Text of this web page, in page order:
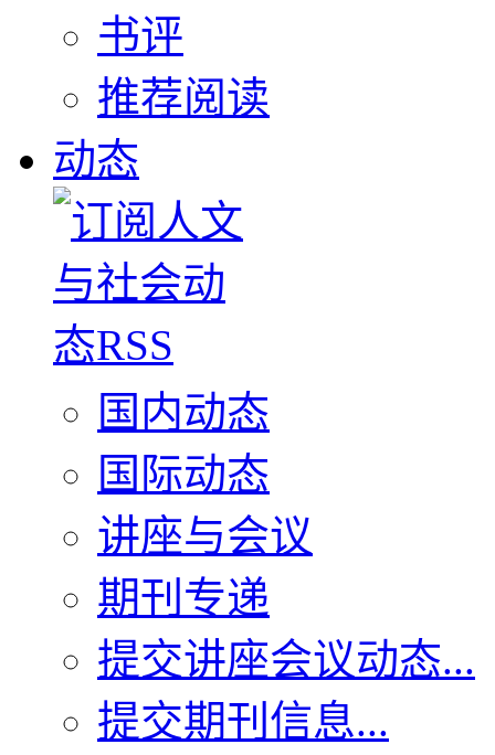
书评
推荐阅读
动态
国内动态
国际动态
讲座与会议
期刊专递
提交讲座会议动态...
提交期刊信息...